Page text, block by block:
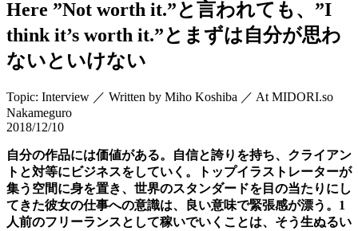
Here ”Not worth it.”と言われても、 ”I
think it’s worth it.”とまずは自分が思わ
ないといけない
Topic: Interview ／ Written by Miho Koshiba ／ At MIDORI.so
Nakameguro
2018/12/10
自分の作品には価値がある。自信と誇りを持ち、クライアン
トと対等にビジネスをしていく。トップイラストレーターが
集う空間に身を置き、世界のスタンダードを目の当たりにし
てきた彼女の仕事への意識は、良い意味で緊張感が漂う。 1
人前のフリーランスとして稼いでいくことは、そう生ぬるい